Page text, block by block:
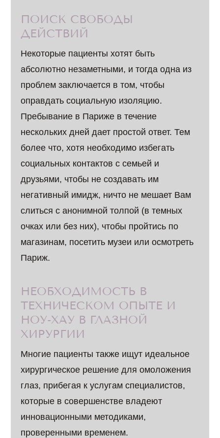
ПОИСК СВОБОДЫ
ДЕЙСТВИЙ
Некоторые пациенты хотят быть
абсолютно незаметными, и тогда одна из
проблем заключается в том, чтобы
оправдать социальную изоляцию.
Пребывание в Париже в течение
нескольких дней дает простой ответ. Тем
более что, хотя необходимо избегать
социальных контактов с семьей и
друзьями, чтобы не создавать им
негативный имидж, ничто не мешает Вам
слиться с анонимной толпой (в темных
очках или без них), чтобы пройтись по
магазинам, посетить музеи или осмотреть
Париж.
НЕОБХОДИМОСТЬ В
ТЕХНИЧЕСКОМ ОПЫТЕ И
НОУ-ХАУ В ГЛАЗНОЙ
ХИРУРГИИ
Многие пациенты также ищут идеальное
хирургическое решение для омоложения
глаз, прибегая к услугам специалистов,
которые в совершенстве владеют
инновационными методиками,
проверенными временем.